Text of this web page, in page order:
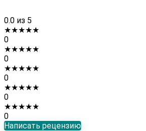
0.0 из 5
★★★★★
0
★★★★★
0
★★★★★
0
★★★★★
0
★★★★★
0
Написать рецензию